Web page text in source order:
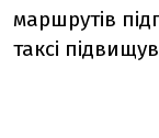
маршрутів
таксі